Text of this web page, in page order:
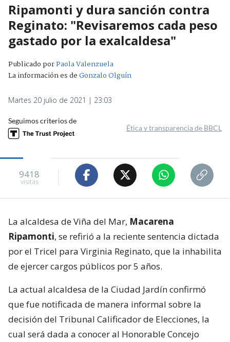
Ripamonti y dura sanción contra
Reginato: "Revisaremos cada peso
gastado por la exalcaldesa"
Publicado porPaola Valenzuela
La información es deGonzalo Olguín
Martes 20 julio de 2021 | 23:03
Seguimos criterios de
Ética y transparencia de BBCL
9418
visitas
La alcaldesa de Viña del Mar, Macarena
Ripamonti, se refirió a la reciente sentencia dictada
por el Tricel para Virginia Reginato, que la inhabilita
de ejercer cargos públicos por 5 años.
La actual alcaldesa de la Ciudad Jardín confirmó
que fue notificada de manera informal sobre la
decisión del Tribunal Calificador de Elecciones, la
cual será dada a conocer al Honorable Concejo